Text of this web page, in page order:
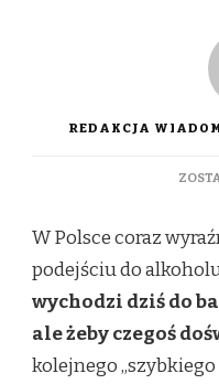
REDAKCJA
W Polsce coraz
podejściu do
wychodzi dziś do
ale żeby czegoś
kolejnego